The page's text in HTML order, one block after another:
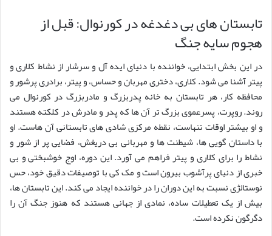
تابستان های بی دغدغه در کورنوال: قبل از
هجوم سایه جنگ
در این بخش ابتدایی، خواننده با دنیای ایده آل و سرشار از نشاط کلاری و
پیتر آشنا می شود. کلاری، دختری مهربان و حساس، و پیتر، برادری پرشور و
محافظه کار، هر تابستان به خانه پدربزرگ و مادربزرگ در کورنوال می
روند. روپرت، پسرعموی بزرگ تر آن ها که پدر و مادرش در کلکته هستند
و او بیشتر اوقات تنهاست، نقطه مرکزی شادی های تابستانی آن هاست. او
با داستان گویی ها، شیطنت ها و مهربانی بی دریغش، فضایی پر از شور و
نشاط را برای کلاری و پیتر فراهم می آورد. این دوره، اوج خوشبختی و بی
خبری از دنیای پرآشوب بیرون است و مک کی با توصیفات دقیق خود، حس
نوستالژی نسبت به این دوران را در خواننده ایجاد می کند. این تابستان ها،
بیش از یک تعطیلات ساده، نمادی از جهانی هستند که هنوز جنگ آن را
دگرگون نکرده است.